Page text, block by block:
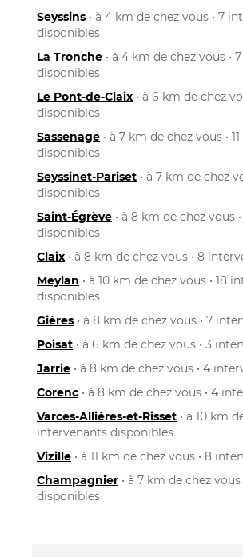
Seyssins • à 4 km de chez vous • 7
disponibles
La Tronche • à 4 km de chez vous •
disponibles
Le Pont-de-Claix • à 6 km de chez
disponibles
Sassenage • à 7 km de chez vous •
disponibles
Seyssinet-Pariset • à 7 km de chez
disponibles
Saint-Égrève • à 8 km de chez vous
disponibles
Claix • à 8 km de chez vous • 8
Meylan • à 10 km de chez vous • 18
disponibles
Gières • à 8 km de chez vous • 7
Poisat • à 6 km de chez vous • 3
Jarrie • à 8 km de chez vous • 4
Corenc • à 8 km de chez vous • 4
Varces-Allières-et-Risset • à 10 km
intervenants disponibles
Vizille • à 11 km de chez vous • 8
Champagnier • à 7 km de chez
disponibles